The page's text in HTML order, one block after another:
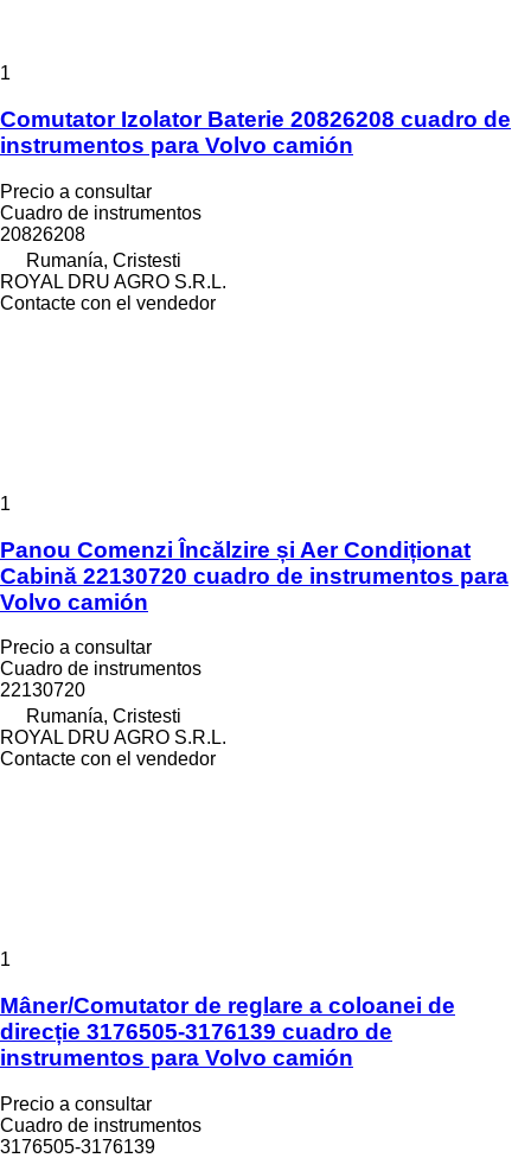
1
Comutator Izolator Baterie 20826208 cuadro de
instrumentos para Volvo camión
Precio a consultar
Cuadro de instrumentos
20826208
Rumanía, Cristesti
ROYAL DRU AGRO S.R.L.
Contacte con el vendedor
1
Panou Comenzi Încălzire și Aer Condiționat
Cabină 22130720 cuadro de instrumentos para
Volvo camión
Precio a consultar
Cuadro de instrumentos
22130720
Rumanía, Cristesti
ROYAL DRU AGRO S.R.L.
Contacte con el vendedor
1
Mâner/Comutator de reglare a coloanei de
direcție 3176505-3176139 cuadro de
instrumentos para Volvo camión
Precio a consultar
Cuadro de instrumentos
3176505-3176139